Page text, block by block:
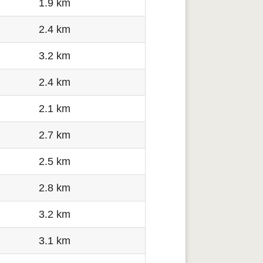
1.9 km
2.4 km
3.2 km
2.4 km
2.1 km
2.7 km
2.5 km
2.8 km
3.2 km
3.1 km